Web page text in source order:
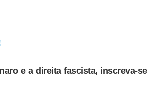
e a direita fascista, inscreva-se